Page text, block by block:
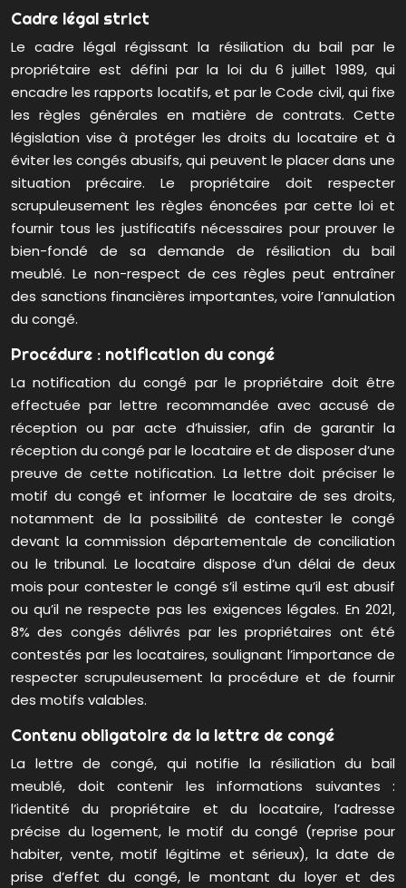
Cadre légal strict
Le cadre légal régissant la résiliation du bail par le
propriétaire est défini par la loi du 6 juillet 1989, qui
encadre les rapports locatifs, et par le Code civil, qui fixe
les règles générales en matière de contrats. Cette
législation vise à protéger les droits du locataire et à
éviter les congés abusifs, qui peuvent le placer dans une
situation précaire. Le propriétaire doit respecter
scrupuleusement les règles énoncées par cette loi et
fournir tous les justificatifs nécessaires pour prouver le
bien-fondé de sa demande de résiliation du bail
meublé. Le non-respect de ces règles peut entraîner
des sanctions financières importantes, voire l’annulation
du congé.
Procédure : notification du congé
La notification du congé par le propriétaire doit être
effectuée par lettre recommandée avec accusé de
réception ou par acte d’huissier, afin de garantir la
réception du congé par le locataire et de disposer d’une
preuve de cette notification. La lettre doit préciser le
motif du congé et informer le locataire de ses droits,
notamment de la possibilité de contester le congé
devant la commission départementale de conciliation
ou le tribunal. Le locataire dispose d’un délai de deux
mois pour contester le congé s’il estime qu’il est abusif
ou qu’il ne respecte pas les exigences légales. En 2021,
8% des congés délivrés par les propriétaires ont été
contestés par les locataires, soulignant l’importance de
respecter scrupuleusement la procédure et de fournir
des motifs valables.
Contenu obligatoire de la lettre de congé
La lettre de congé, qui notifie la résiliation du bail
meublé, doit contenir les informations suivantes :
l’identité du propriétaire et du locataire, l’adresse
précise du logement, le motif du congé (reprise pour
habiter, vente, motif légitime et sérieux), la date de
prise d’effet du congé, le montant du loyer et des